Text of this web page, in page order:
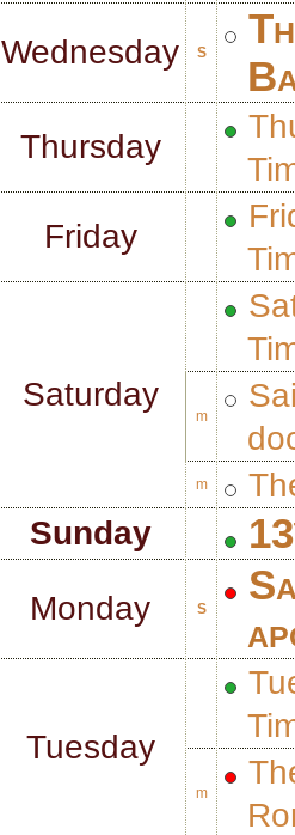
Wednesday S
Thursday
Friday
Saturday
m
m
Sunday
Monday S
Tuesday
m